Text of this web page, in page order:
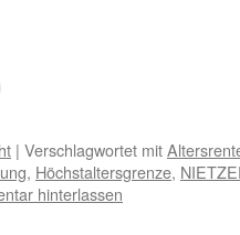
| Verschlagwortet mit
, Höchstaltersgrenze,
hinterlassen